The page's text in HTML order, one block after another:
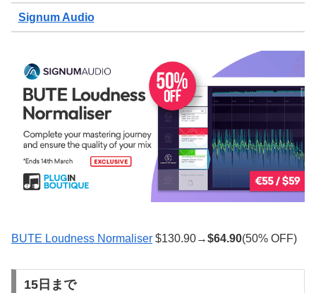
Signum Audio
BUTE Loudness Normaliser $130.90→$64.90(50% OFF)
15日まで